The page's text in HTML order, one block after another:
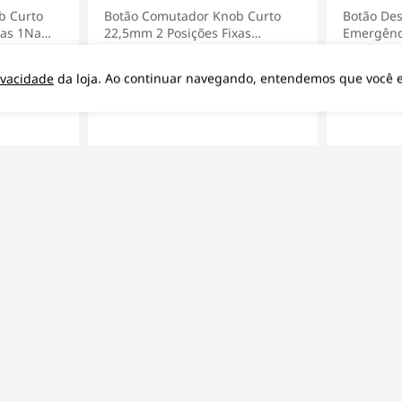
da loja. Ao continuar navegando, entendemos que você
Curto
1Na
Botão Comutador Knob Curto
22,5mm 2 Posições Fixas
5x deR$ 34,78
Botão
5x de